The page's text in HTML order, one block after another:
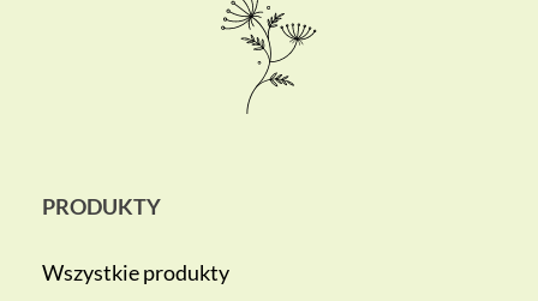
PRODUKTY
Wszystkie produkty